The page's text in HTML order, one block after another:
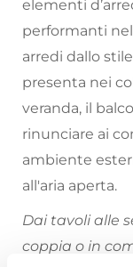
elementi
performanti
arredi dallo
presenta nei
veranda, il
rinunciare ai
ambiente
all'aria aperta.
Dai tavoli alle
coppia o in